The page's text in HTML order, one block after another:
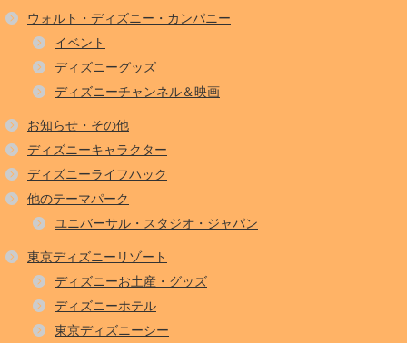
ウォルト・ディズニー・カンパニー
イベント
ディズニーグッズ
ディズニーチャンネル＆映画
お知らせ・その他
ディズニーキャラクター
ディズニーライフハック
他のテーマパーク
ユニバーサル・スタジオ・ジャパン
東京ディズニーリゾート
ディズニーお土産・グッズ
ディズニーホテル
東京ディズニーシー